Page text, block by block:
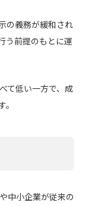
の義務が緩和され
う前提のもとに運
て低い一方で、成
中小企業が従来の